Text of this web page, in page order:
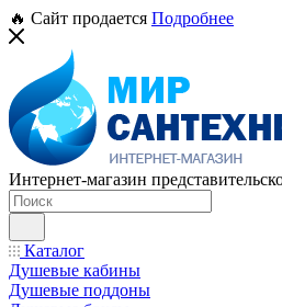
🔥 Сайт продается Подробнее
Интернет-магазин
Каталог
Душевые кабины
Душевые поддоны